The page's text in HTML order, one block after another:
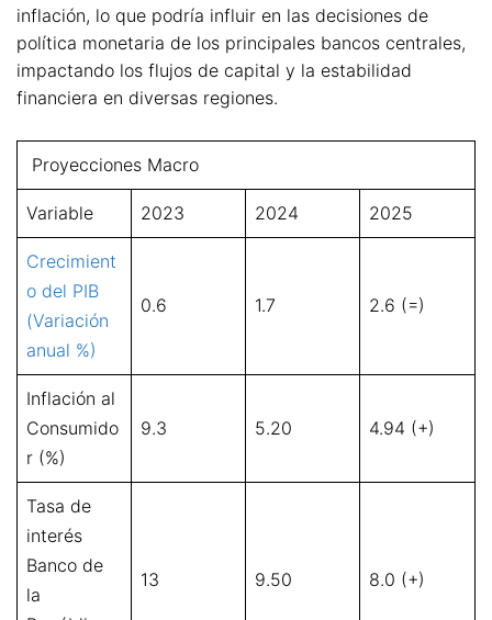
inflación, lo que podría influir en las decisiones de
política monetaria de los principales bancos centrales,
impactando los flujos de capital y la estabilidad
financiera en diversas regiones.
Proyecciones Macro
Variable 2023 2024 2025
Crecimient
o del PIB
(Variación
anual %)
0.6 1.7 2.6 (=)
Inflación al
Consumido
r (%)
9.3 5.20 4.94 (+)
Tasa de
interés
Banco de
la
13 9.50 8.0 (+)